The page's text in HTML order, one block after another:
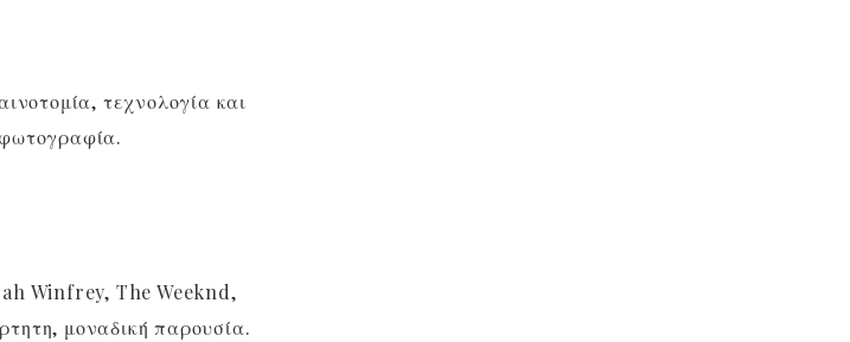
τεχνολογία και
Winfrey, The Weeknd,
μοναδική παρουσία.